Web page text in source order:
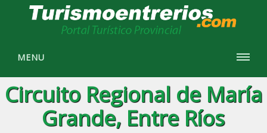
MENU
Circuito Regional de María
Grande, Entre Ríos